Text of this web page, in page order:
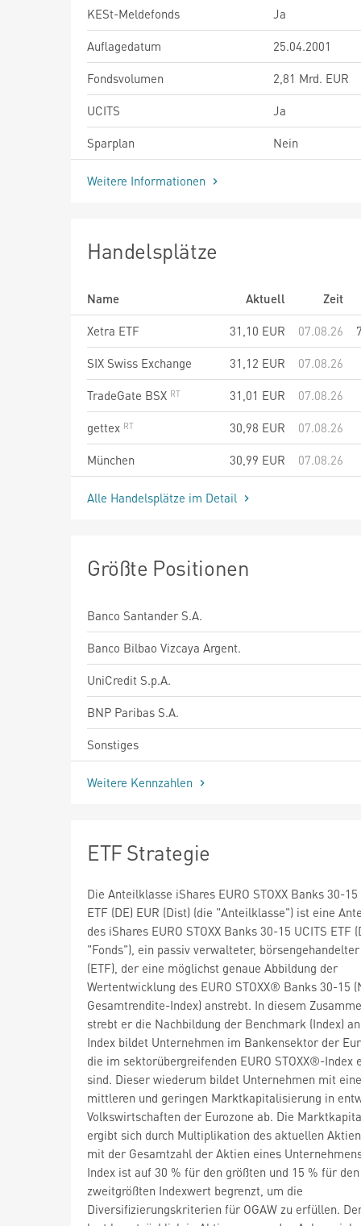
KESt-Meldefonds
Ja
Auflagedatum
25.04.2001
Fondsvolumen
2,81 Mrd. EUR
UCITS
Ja
Sparplan
Nein
Weitere Informationen
Handelsplätze
Name Aktuell
Zeit
Xetra ETF
31,10 EUR 07.08.26
SIX Swiss Exchange
31,12 EUR
07.08.26
TradeGate BSX
31,01 EUR
07.08.26
gettex
30,98 EUR
07.08.26
München
30,99 EUR 07.08.26
Alle Handelsplätze im Detail
Größte Positionen
Banco Santander S.A.
Banco Bilbao Vizcaya Argent.
UniCredit S.p.A.
BNP Paribas S.A.
Sonstiges
Weitere Kennzahlen
ETF Strategie
Die Anteilklasse iShares EURO STOXX Banks 30-15
ETF (DE) EUR (Dist) (die "Anteilklasse") ist eine
des iShares EURO STOXX Banks 30-15 UCITS ETF
"Fonds"), ein passiv verwalteter,
(ETF), der eine möglichst genaue Abbildung der
Wertentwicklung des EURO STOXX® Banks 30-15
Gesamtrendite-Index) anstrebt. In diesem
strebt er die Nachbildung der Benchmark (Index)
Index bildet Unternehmen im Bankensektor der
die im sektorübergreifenden EURO STOXX®-Index
sind. Dieser wiederum bildet Unternehmen mit
mittleren und geringen Marktkapitalisierung in
Volkswirtschaften der Eurozone ab. Die
ergibt sich durch Multiplikation des aktuellen
mit der Gesamtzahl der Aktien eines
Index ist auf 30 % für den größten und 15 % für den
zweitgrößten Indexwert begrenzt, um die
Diversifizierungskriterien für OGAW zu erfüllen.